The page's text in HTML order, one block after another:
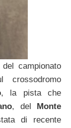
campionato
crossodromo
, la pista che
, del Monte
di recente